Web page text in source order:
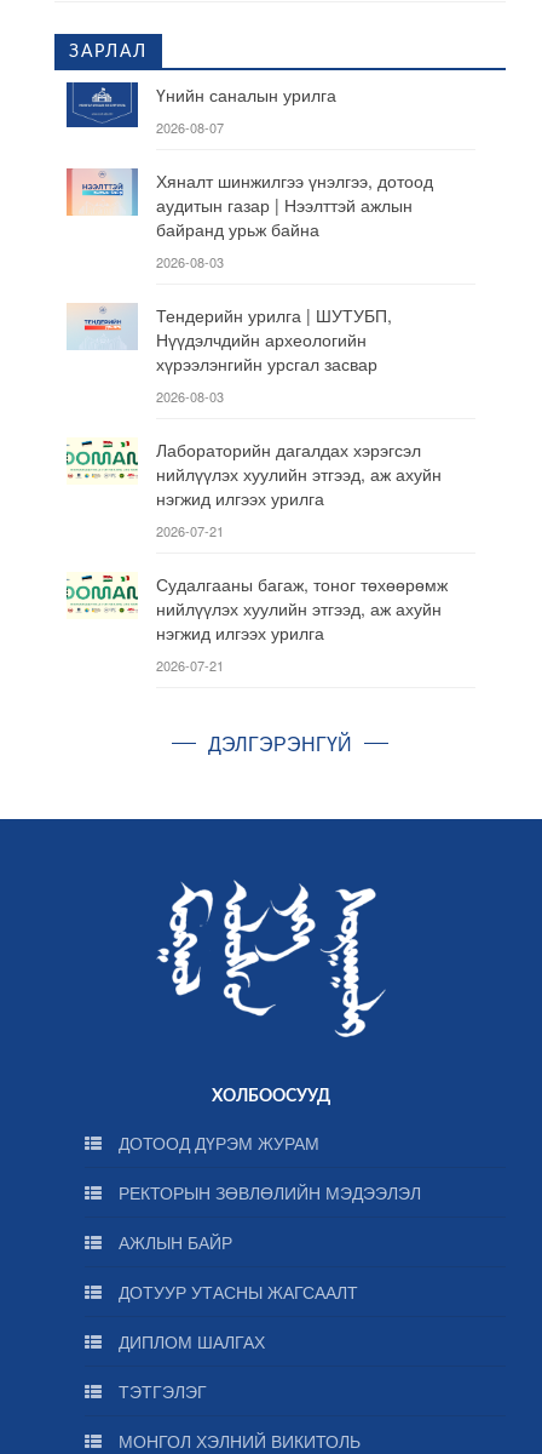
ЗАРЛАЛ
Үнийн саналын урилга
2026-08-07
Хяналт шинжилгээ үнэлгээ, дотоод
аудитын газар | Нээлттэй ажлын
байранд урьж байна
2026-08-03
Тендерийн урилга | ШУТУБП,
Нүүдэлчдийн археологийн
хүрээлэнгийн урсгал засвар
2026-08-03
Лабораторийн дагалдах хэрэгсэл
нийлүүлэх хуулийн этгээд, аж ахуйн
нэгжид илгээх урилга
2026-07-21
Судалгааны багаж, тоног төхөөрөмж
нийлүүлэх хуулийн этгээд, аж ахуйн
нэгжид илгээх урилга
2026-07-21
ДЭЛГЭРЭНГҮЙ
ХОЛБООСУУД
ДОТООД ДҮРЭМ ЖУРАМ
РЕКТОРЫН ЗӨВЛӨЛИЙН МЭДЭЭЛЭЛ
АЖЛЫН БАЙР
ДОТУУР УТАСНЫ ЖАГСААЛТ
ДИПЛОМ ШАЛГАХ
ТЭТГЭЛЭГ
МОНГОЛ ХЭЛНИЙ ВИКИТОЛЬ